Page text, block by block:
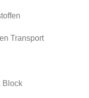
Transport